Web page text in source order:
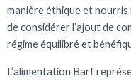
manière éthique et
de considérer l’ajout de
régime équilibré et
L’alimentation Barf